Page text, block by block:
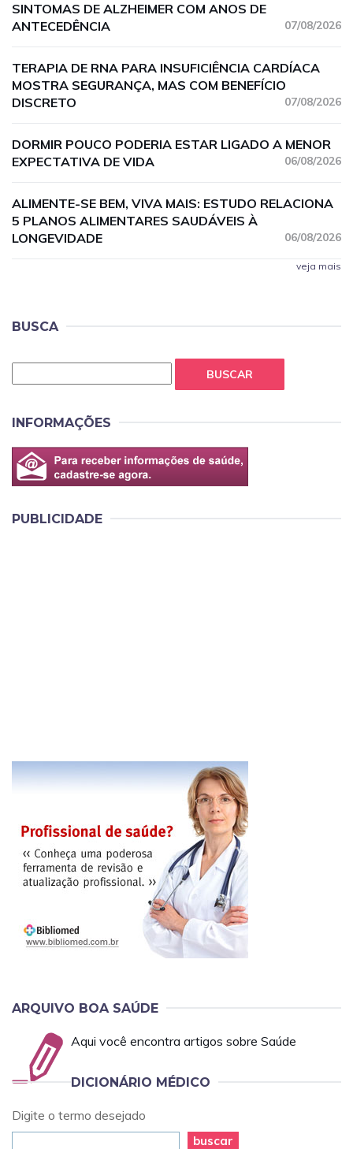
SINTOMAS DE ALZHEIMER COM ANOS DE
ANTECEDÊNCIA
07/08/2026
TERAPIA DE RNA PARA INSUFICIÊNCIA CARDÍACA
MOSTRA SEGURANÇA, MAS COM BENEFÍCIO
DISCRETO
07/08/2026
DORMIR POUCO PODERIA ESTAR LIGADO A MENOR
EXPECTATIVA DE VIDA
06/08/2026
ALIMENTE-SE BEM, VIVA MAIS: ESTUDO RELACIONA
5 PLANOS ALIMENTARES SAUDÁVEIS À
LONGEVIDADE
06/08/2026
veja mais
BUSCA
BUSCAR
INFORMAÇÕES
PUBLICIDADE
ARQUIVO BOA SAÚDE
Aqui você encontra artigos sobre Saúde
DICIONÁRIO MÉDICO
Digite o termo desejado
buscar